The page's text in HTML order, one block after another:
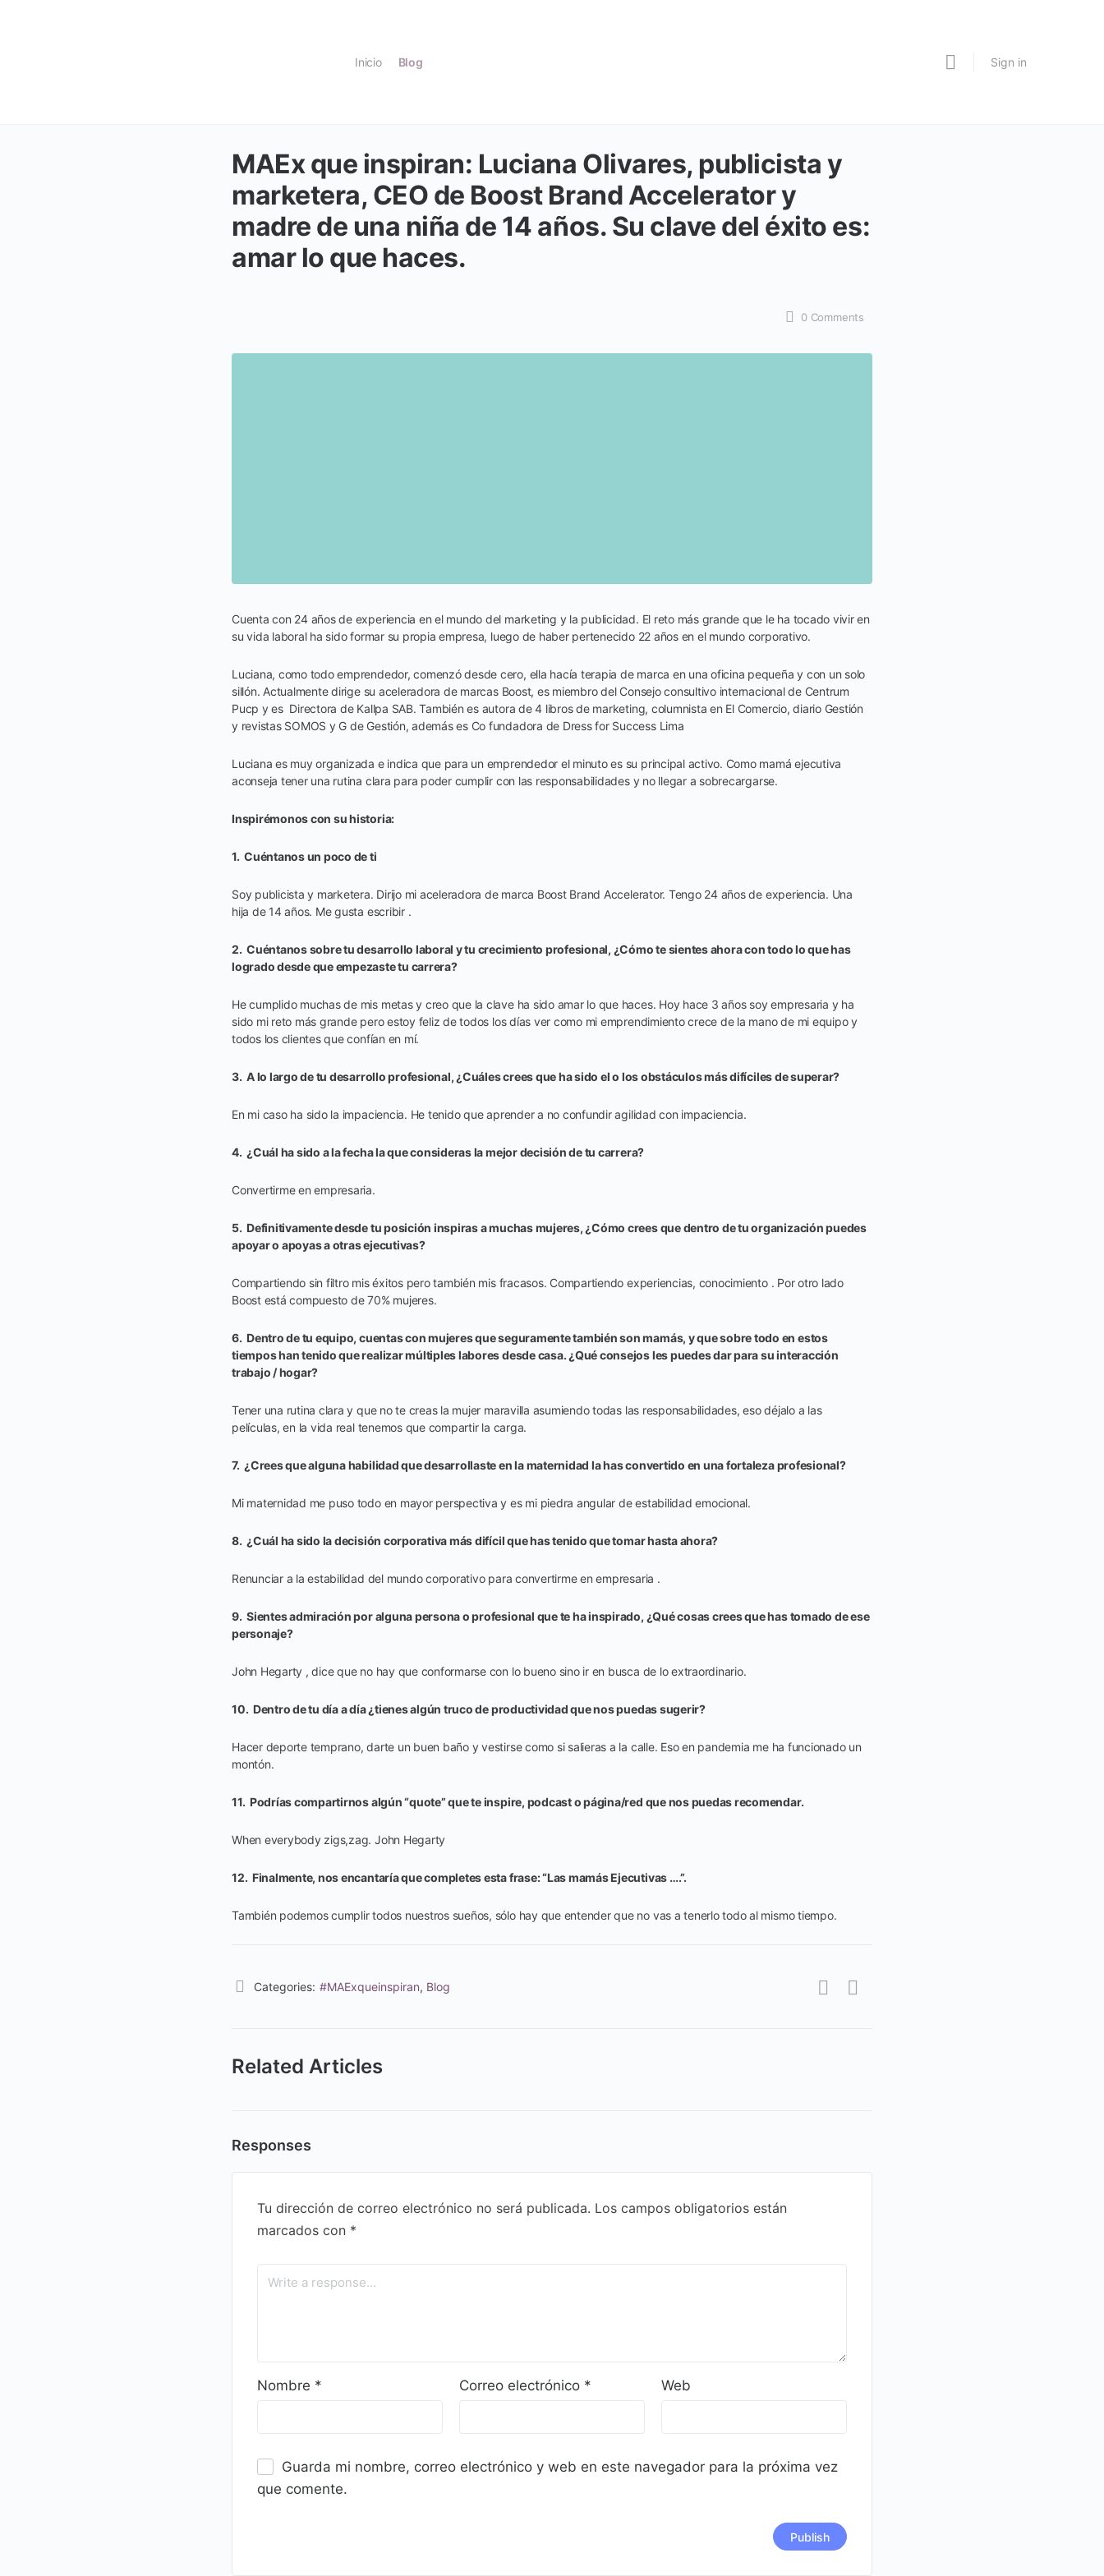
Inicio Blog Sign in
MAEx que inspiran: Luciana Olivares, publicista y
marketera, CEO de Boost Brand Accelerator y
madre de una niña de 14 años. Su clave del éxito es:
amar lo que haces.
0 Comments
Cuenta con 24 años de experiencia en el mundo del marketing y la publicidad. El reto más grande que le ha tocado vivir en
su vida laboral ha sido formar su propia empresa, luego de haber pertenecido 22 años en el mundo corporativo.
Luciana, como todo emprendedor, comenzó desde cero, ella hacía terapia de marca en una oficina pequeña y con un solo
sillón. Actualmente dirige su aceleradora de marcas Boost, es miembro del Consejo consultivo internacional de Centrum
Pucp y es Directora de Kallpa SAB. También es autora de 4 libros de marketing, columnista en El Comercio, diario Gestión
y revistas SOMOS y G de Gestión, además es Co fundadora de Dress for Success Lima
Luciana es muy organizada e indica que para un emprendedor el minuto es su principal activo. Como mamá ejecutiva
aconseja tener una rutina clara para poder cumplir con las responsabilidades y no llegar a sobrecargarse.
Inspirémonos con su historia:
1. Cuéntanos un poco de ti
Soy publicista y marketera. Dirijo mi aceleradora de marca Boost Brand Accelerator. Tengo 24 años de experiencia. Una
hija de 14 años. Me gusta escribir .
2. Cuéntanos sobre tu desarrollo laboral y tu crecimiento profesional, ¿Cómo te sientes ahora con todo lo que has
logrado desde que empezaste tu carrera?
He cumplido muchas de mis metas y creo que la clave ha sido amar lo que haces. Hoy hace 3 años soy empresaria y ha
sido mi reto más grande pero estoy feliz de todos los días ver como mi emprendimiento crece de la mano de mi equipo y
todos los clientes que confían en mí.
3. A lo largo de tu desarrollo profesional, ¿Cuáles crees que ha sido el o los obstáculos más difíciles de superar?
En mi caso ha sido la impaciencia. He tenido que aprender a no confundir agilidad con impaciencia.
4. ¿Cuál ha sido a la fecha la que consideras la mejor decisión de tu carrera?
Convertirme en empresaria.
5. Definitivamente desde tu posición inspiras a muchas mujeres, ¿Cómo crees que dentro de tu organización puedes
apoyar o apoyas a otras ejecutivas?
Compartiendo sin filtro mis éxitos pero también mis fracasos. Compartiendo experiencias, conocimiento . Por otro lado
Boost está compuesto de 70% mujeres.
6. Dentro de tu equipo, cuentas con mujeres que seguramente también son mamás, y que sobre todo en estos
tiempos han tenido que realizar múltiples labores desde casa. ¿Qué consejos les puedes dar para su interacción
trabajo / hogar?
Tener una rutina clara y que no te creas la mujer maravilla asumiendo todas las responsabilidades, eso déjalo a las
películas, en la vida real tenemos que compartir la carga.
7. ¿Crees que alguna habilidad que desarrollaste en la maternidad la has convertido en una fortaleza profesional?
Mi maternidad me puso todo en mayor perspectiva y es mi piedra angular de estabilidad emocional.
8. ¿Cuál ha sido la decisión corporativa más difícil que has tenido que tomar hasta ahora?
Renunciar a la estabilidad del mundo corporativo para convertirme en empresaria .
9. Sientes admiración por alguna persona o profesional que te ha inspirado, ¿Qué cosas crees que has tomado de ese
personaje?
John Hegarty , dice que no hay que conformarse con lo bueno sino ir en busca de lo extraordinario.
10. Dentro de tu día a día ¿tienes algún truco de productividad que nos puedas sugerir?
Hacer deporte temprano, darte un buen baño y vestirse como si salieras a la calle. Eso en pandemia me ha funcionado un
montón.
11. Podrías compartirnos algún “quote” que te inspire, podcast o página/red que nos puedas recomendar.
When everybody zigs,zag. John Hegarty
12. Finalmente, nos encantaría que completes esta frase: “Las mamás Ejecutivas ….”.
También podemos cumplir todos nuestros sueños, sólo hay que entender que no vas a tenerlo todo al mismo tiempo.
Categories: #MAExqueinspiran, Blog
Related Articles
Responses
Tu dirección de correo electrónico no será publicada. Los campos obligatorios están
marcados con *
Nombre * Correo electrónico * Web
Guarda mi nombre, correo electrónico y web en este navegador para la próxima vez
que comente.